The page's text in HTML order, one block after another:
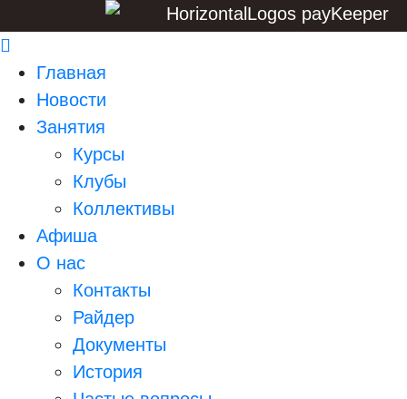
Главная
Новости
Занятия
Курсы
Клубы
Коллективы
Афиша
О нас
Контакты
Райдер
Документы
История